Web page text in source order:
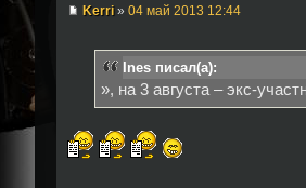
Kerri » 04 май 2013 12:44
Ines писал(а):
», на 3 августа – экс-